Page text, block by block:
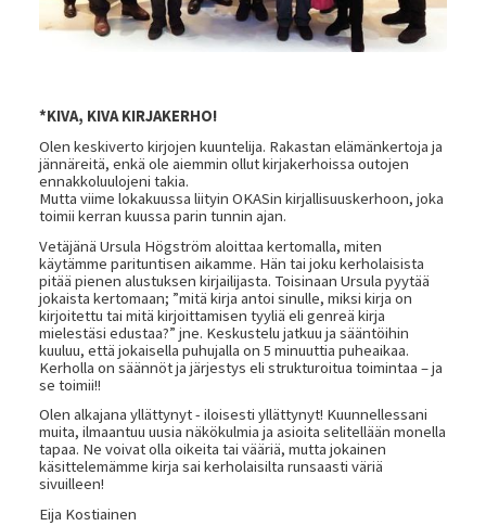
*KIVA, KIVA KIRJAKERHO!
Olen keskiverto kirjojen kuuntelija. Rakastan elämänkertoja ja
jännäreitä, enkä ole aiemmin ollut kirjakerhoissa outojen
ennakkoluulojeni takia.
Mutta viime lokakuussa liityin OKASin kirjallisuuskerhoon, joka
toimii kerran kuussa parin tunnin ajan.
Vetäjänä Ursula Högström aloittaa kertomalla, miten
käytämme parituntisen aikamme. Hän tai joku kerholaisista
pitää pienen alustuksen kirjailijasta. Toisinaan Ursula pyytää
jokaista kertomaan; ”mitä kirja antoi sinulle, miksi kirja on
kirjoitettu tai mitä kirjoittamisen tyyliä eli genreä kirja
mielestäsi edustaa?” jne. Keskustelu jatkuu ja sääntöihin
kuuluu, että jokaisella puhujalla on 5 minuuttia puheaikaa.
Kerholla on säännöt ja järjestys eli strukturoitua toimintaa – ja
se toimii!!
Olen alkajana yllättynyt - iloisesti yllättynyt! Kuunnellessani
muita, ilmaantuu uusia näkökulmia ja asioita selitellään monella
tapaa. Ne voivat olla oikeita tai vääriä, mutta jokainen
käsittelemämme kirja sai kerholaisilta runsaasti väriä
sivuilleen!
Eija Kostiainen